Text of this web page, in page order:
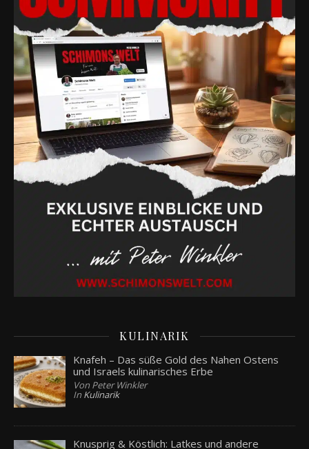
KULINARIK
Knafeh – Das süße Gold des Nahen Ostens
und Israels kulinarisches Erbe
Von Peter Winkler
In Kulinarik
Knusprig & Köstlich: Latkes und andere